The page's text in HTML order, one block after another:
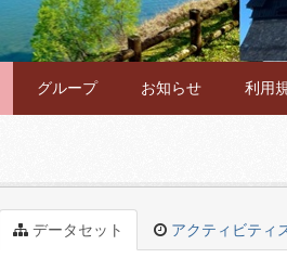
グループ お知らせ 利用
データセット アクティビティ